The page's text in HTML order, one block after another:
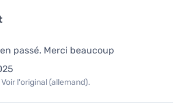
passé. Merci beaucoup
l'original (allemand).